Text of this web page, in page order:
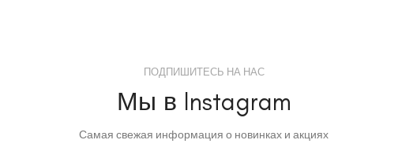
ПОДПИШИТЕСЬ НА НАС
Мы в Instagram
Самая свежая информация о новинках и акциях